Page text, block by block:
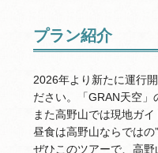
プラン紹介
2026年より新たに運行
ださい。「GRAN天空」
また高野山では現地ガ
昼食は高野山ならではの
ぜひこのツアーで、高野